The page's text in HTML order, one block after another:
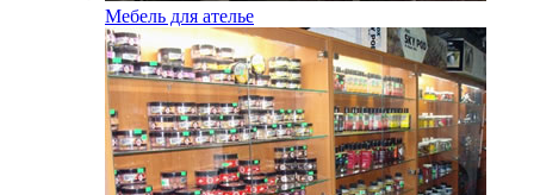
Мебель для ателье